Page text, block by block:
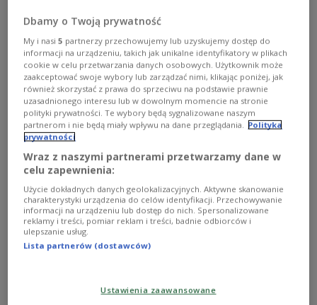
Praca Pierwszej Damy może być twoja
Agata Kornhauser-Duda, która objęła patronatem
honorowym naszą akcję charytatywną Choinki Jedynki,
przekazała specjalnie wykonany medalion.
Zobacz więcej na temat:Agata Kornhauser-Duda
Anna Czerwińska Choinki Jedynki 2015
Robert Firmhofer
Tomasz Michniewicz
Dbamy o Twoją prywatność
My i nasi5 partnerzy przechowujemy lub uzyskujemy dostęp do
informacji na urządzeniu, takich jak unikalne identyfikatory w plikach
cookie w celu przetwarzania danych osobowych. Użytkownik może
zaakceptować swoje wybory lub zarządzać nimi, klikając poniżej, jak
również skorzystać z prawa do sprzeciwu na podstawie prawnie
uzasadnionego interesu lub w dowolnym momencie na stronie
polityki prywatności. Te wybory będą sygnalizowane naszym
partnerom i nie będą miały wpływu na dane przeglądania.
Polityka
prywatności
Wraz z naszymi partnerami przetwarzamy dane w
celu zapewnienia:
Użycie dokładnych danych geolokalizacyjnych. Aktywne skanowanie
charakterystyki urządzenia do celów identyfikacji. Przechowywanie
informacji na urządzeniu lub dostęp do nich. Spersonalizowane
reklamy i treści, pomiar reklam i treści, badnie odbiorców i
ulepszanie usług.
Lista partnerów (dostawców)
Ustawienia zaawansowane